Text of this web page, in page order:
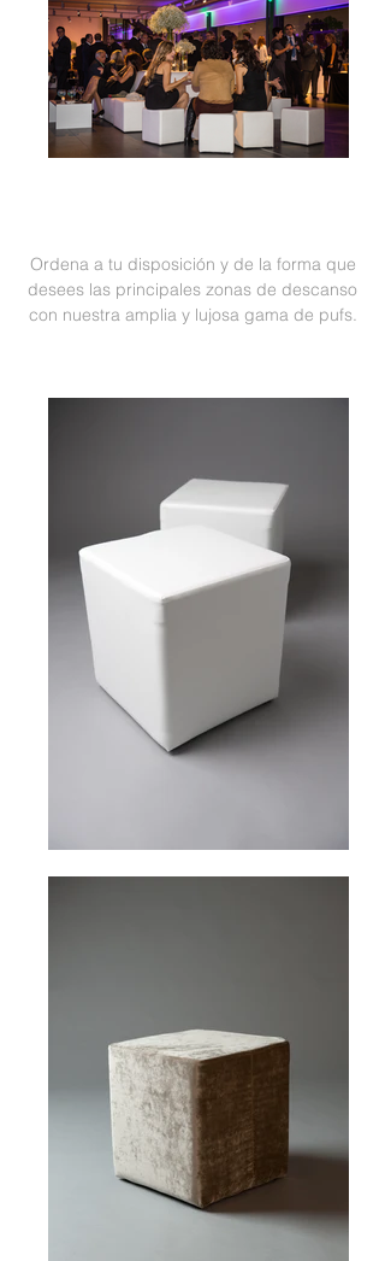
Ordena a tu disposición y de la forma que
desees las principales zonas de descanso
con nuestra amplia y lujosa gama de pufs.